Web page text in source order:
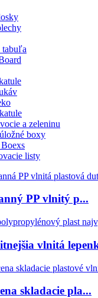
tabuľa
a zeleninu
boxy
listy
PP vlnitý p...
vlnitá
skladacie pla...